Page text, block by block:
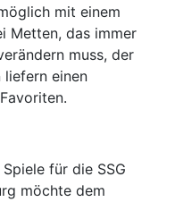
mit einem
Metten, das immer
muss, der
liefern einen
für die SSG
möchte dem